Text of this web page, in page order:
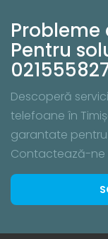
Probleme
Pentru
Descoperă
telefoane în
garantate
Contactează-ne